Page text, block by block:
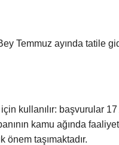
Temmuz ayında tatile
kullanılır: başvurular
kamu ağında
taşımaktadır.